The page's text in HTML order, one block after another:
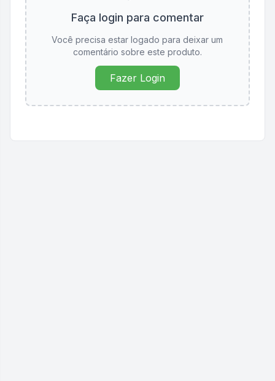
Faça login para comentar
Você precisa estar logado para deixar um
comentário sobre este produto.
Fazer Login